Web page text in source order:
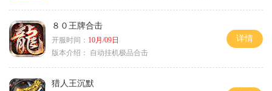
８０王牌合击
开服时间： 10月/09日
版本介绍：
自动挂机极品合击
详情
猎人王沉默